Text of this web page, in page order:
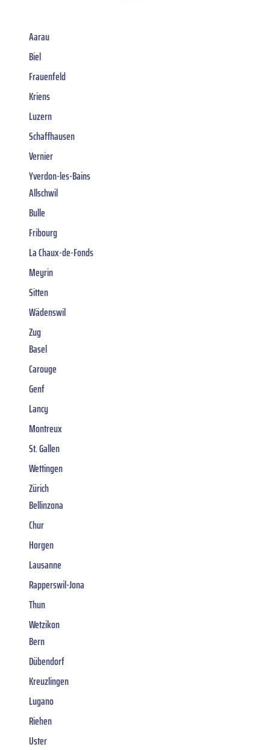
Aarau
Biel
Frauenfeld
Kriens
Luzern
Schaffhausen
Vernier
Yverdon-les-Bains
Allschwil
Bulle
Fribourg
La Chaux-de-Fonds
Meyrin
Sitten
Wädenswil
Zug
Basel
Carouge
Genf
Lancy
Montreux
St. Gallen
Wettingen
Zürich
Bellinzona
Chur
Horgen
Lausanne
Rapperswil-Jona
Thun
Wetzikon
Bern
Dübendorf
Kreuzlingen
Lugano
Riehen
Uster